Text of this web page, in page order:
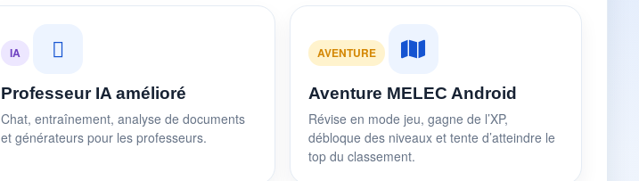
IA
Professeur IA amélioré
Chat, entraînement, analyse de documents
et générateurs pour les professeurs.
AVENTURE
Aventure MELEC Android
Révise en mode jeu, gagne de l’XP,
débloque des niveaux et tente d’atteindre le
top du classement.